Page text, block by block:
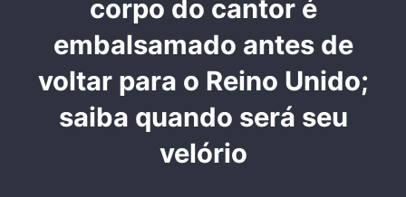
corpo do cantor é
embalsamado antes de
voltar para o Reino Unido;
saiba quando será seu
velório